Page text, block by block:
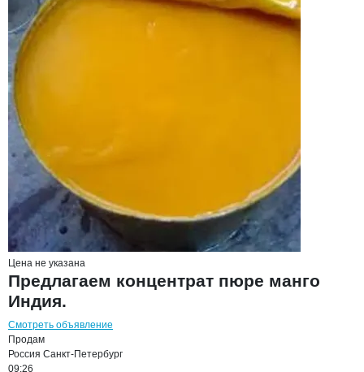
Цена не указана
Предлагаем концентрат пюре манго
Индия.
Смотреть объявление
Продам
Россия Санкт-Петербург
09:26